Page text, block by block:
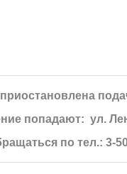
попадают: ул.
по тел.: 3-